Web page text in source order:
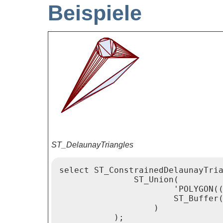
Beispiele
ST_DelaunayTriangles
select
               ST_Union(
                   )
           );